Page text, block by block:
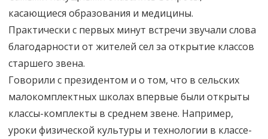
касающиеся образования и медицины.
Практически с первых минут встречи звучали слова
благодарности от жителей сел за открытие классов
старшего звена.
Говорили с президентом и о том, что в сельских
малокомплектных школах впервые были открыты
классы-комплекты в среднем звене. Например,
уроки физической культуры и технологии в классе-